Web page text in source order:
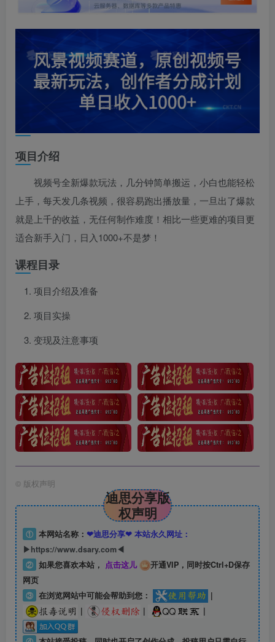
项目介绍
视频号全新爆款玩法，几分钟简单搬运，小白也能轻松
上手，每天发几条视频，很容易跑出播放量，一旦出了爆款
就是上千的收益，无任何制作难度！相比一些更难的项目更
适合新手入门，日入1000+不是梦！
课程目录
项目介绍及准备
项目实操
变现及注意事项
© 版权声明
迪思分享版
权声明
① 本网站名称： ❤迪思分享❤ 本站永久网址：
▶https://www.dsary.com◀
② 如果您喜欢本站， 点击这儿
开通VIP，同时按Ctrl+D保存
网页
③ 在浏览网站中可能会帮助到您：
|
|
| |